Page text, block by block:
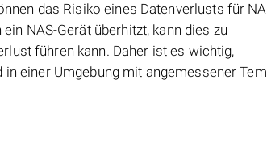
das Risiko eines Datenverlusts für
NAS-Gerät überhitzt, kann dies zu
führen kann. Daher ist es wichtig,
einer Umgebung mit angemessener